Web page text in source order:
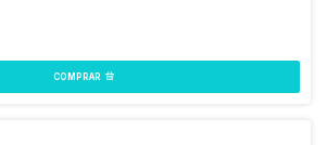
COMPRAR